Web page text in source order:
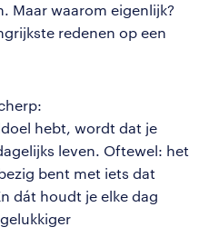
Maar waarom eigenlijk?
redenen op een
hebt, wordt dat je
leven. Oftewel: het
bent met iets dat
dát houdt je elke dag